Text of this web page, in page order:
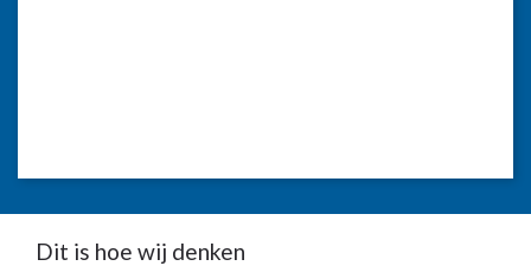
Dit is hoe wij denken